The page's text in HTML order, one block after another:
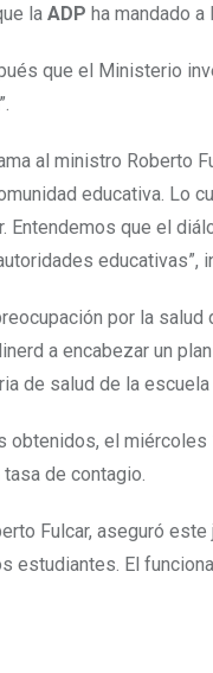
la ADP ha mandado a
que el Ministerio
al ministro Roberto
educativa. Lo
Entendemos que el
educativas”,
por la
a encabezar un
de salud de la escuela
el
de contagio.
Fulcar, aseguró
estudiantes. El